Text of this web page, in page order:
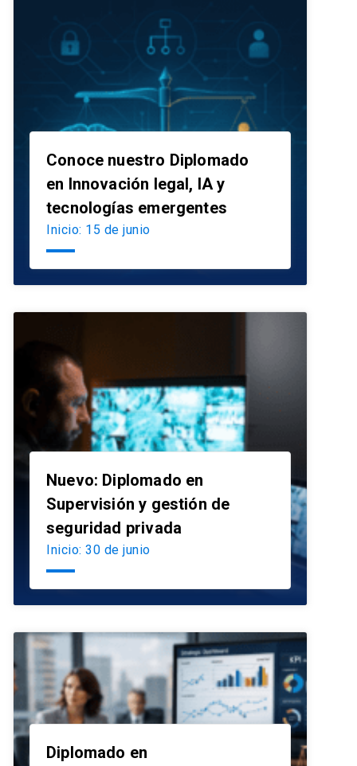
Conoce nuestro Diplomado
en Innovación legal, IA y
tecnologías emergentes
Inicio: 15 de junio
Nuevo: Diplomado en
Supervisión y gestión de
seguridad privada
Inicio: 30 de junio
Diplomado en